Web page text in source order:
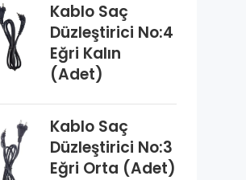
Kablo Saç
Düzleştirici No:4
Eğri Kalın
(Adet)
Kablo Saç
Düzleştirici No:3
Eğri Orta (Adet)